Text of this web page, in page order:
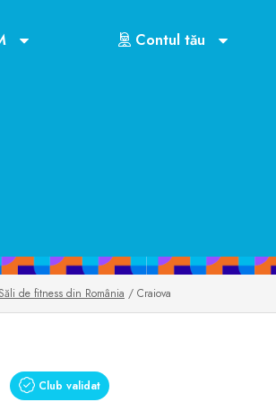
Contul tău
Săli de fitness din România / Craiova
Club validat